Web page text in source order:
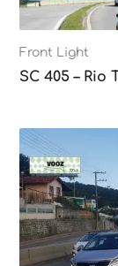
Front Light
SC 405 – Rio